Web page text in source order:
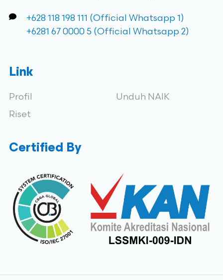
+628 118 198 111 (Official Whatsapp 1)
+6281 67 0000 5 (Official Whatsapp 2)
Link
Profil
Riset
Unduh NAIK
Certified By